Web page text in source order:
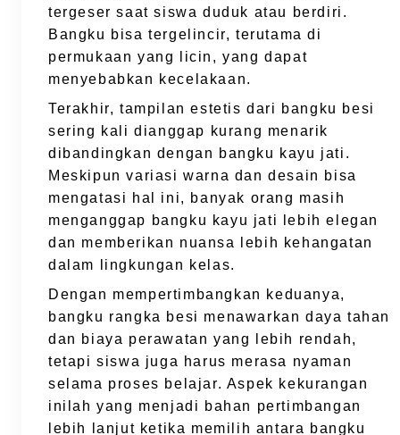
tergeser saat siswa duduk atau berdiri.
Bangku bisa tergelincir, terutama di
permukaan yang licin, yang dapat
menyebabkan kecelakaan.
Terakhir, tampilan estetis dari bangku besi
sering kali dianggap kurang menarik
dibandingkan dengan bangku kayu jati.
Meskipun variasi warna dan desain bisa
mengatasi hal ini, banyak orang masih
menganggap bangku kayu jati lebih elegan
dan memberikan nuansa lebih kehangatan
dalam lingkungan kelas.
Dengan mempertimbangkan keduanya,
bangku rangka besi menawarkan daya tahan
dan biaya perawatan yang lebih rendah,
tetapi siswa juga harus merasa nyaman
selama proses belajar. Aspek kekurangan
inilah yang menjadi bahan pertimbangan
lebih lanjut ketika memilih antara bangku